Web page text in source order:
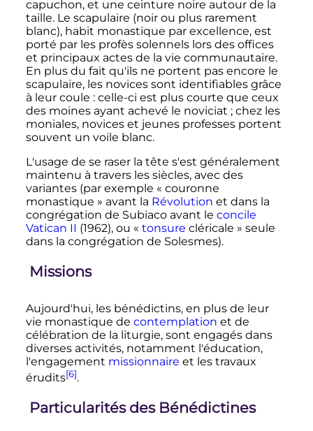
capuchon, et une ceinture noire autour de la
taille. Le scapulaire (noir ou plus rarement
blanc), habit monastique par excellence, est
porté par les profès solennels lors des offices
et principaux actes de la vie communautaire.
En plus du fait qu'ils ne portent pas encore le
scapulaire, les novices sont identifiables grâce
à leur coule : celle-ci est plus courte que ceux
des moines ayant achevé le noviciat ; chez les
moniales, novices et jeunes professes portent
souvent un voile blanc.
L'usage de se raser la tête s'est généralement
maintenu à travers les siècles, avec des
variantes (par exemple « couronne
monastique » avant la Révolution et dans la
congrégation de Subiaco avant le concile
Vatican II (1962), ou « tonsure cléricale » seule
dans la congrégation de Solesmes).
Missions
Aujourd'hui, les bénédictins, en plus de leur
vie monastique de contemplation et de
célébration de la liturgie, sont engagés dans
diverses activités, notamment l'éducation,
l'engagement missionnaire et les travaux
érudits[6].
Particularités des Bénédictines